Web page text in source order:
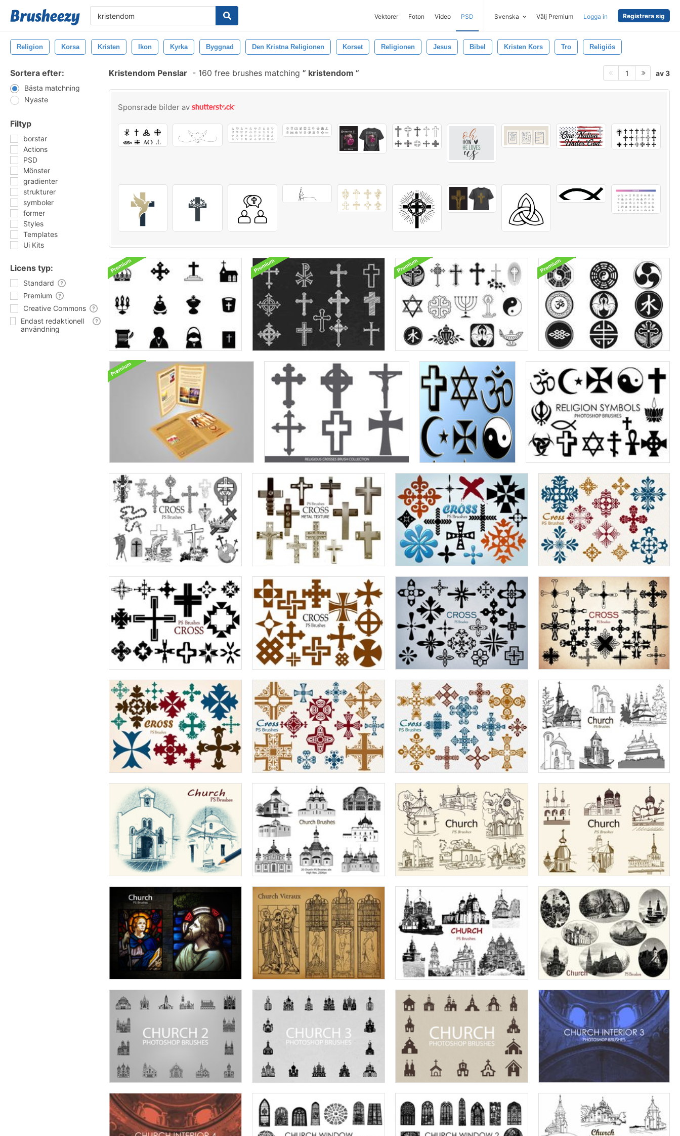
Vektorer Foton Video PSD Svenska Välj Premium Logga in Registrera sig
Religion Korsa Kristen Ikon Kyrka Byggnad Den Kristna Religionen Korset Religionen Jesus Bibel Kristen Kors Tro Religiös
Sortera efter:
Bästa matchning
Nyaste
Filtyp
borstar
Actions
PSD
Mönster
gradienter
strukturer
symboler
former
Styles
Templates
Ui Kits
Licens typ:
Standard
Premium
Creative Commons
Endast redaktionell
användning
Kristendom Penslar - 160 free brushes matching kristendom 1 av 3
Sponsrade bilder av